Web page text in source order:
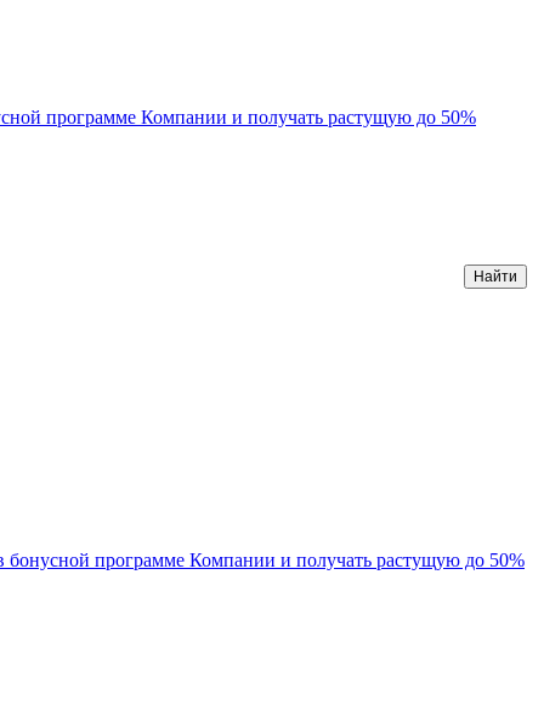
программе Компании и получать растущую до 50%
программе Компании и получать растущую до 50%